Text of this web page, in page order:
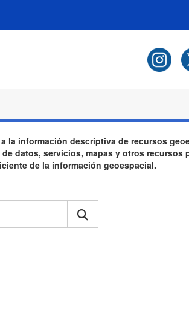
la información descriptiva de recursos
datos, servicios, mapas y otros recursos
de la información geoespacial.